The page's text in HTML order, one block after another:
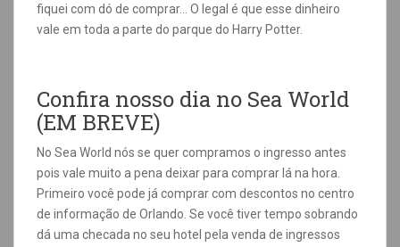
fiquei com dó de comprar… O legal é que esse dinheiro
vale em toda a parte do parque do Harry Potter.
Confira nosso dia no Sea World
(EM BREVE)
No Sea World nós se quer compramos o ingresso antes
pois vale muito a pena deixar para comprar lá na hora.
Primeiro você pode já comprar com descontos no centro
de informação de Orlando. Se você tiver tempo sobrando
dá uma checada no seu hotel pela venda de ingressos